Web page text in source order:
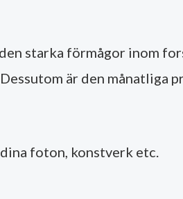
starka förmågor inom
är den månatliga
foton, konstverk etc.